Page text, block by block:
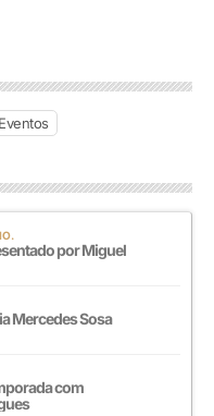
Eventos
por Miguel
Mercedes Sosa
com